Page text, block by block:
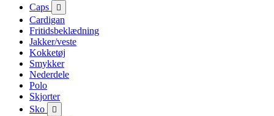
Caps

Cardigan
Fritidsbeklædning
Jakker/veste
Kokketøj
Smykker
Nederdele
Polo
Skjorter
Sko
